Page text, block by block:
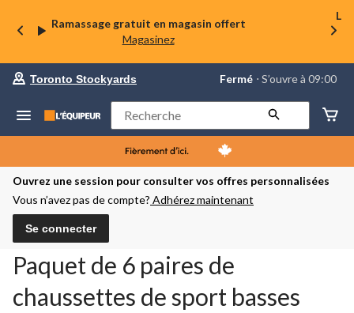
Ramassage gratuit en magasin offert
Magasinez
La
préféré
Toronto
Stockyards,
courament
Fermé,
S’ouvre
à
changer
Toronto Stockyards Fermé ⋅ S’ouvre à 09:00
Rechercher
Ouvrez une session pour consulter vos offres personnalisées
Vous n’avez pas de compte? Adhérez maintenant
Se connecter
Paquet de 6 paires de
chaussettes de sport basses